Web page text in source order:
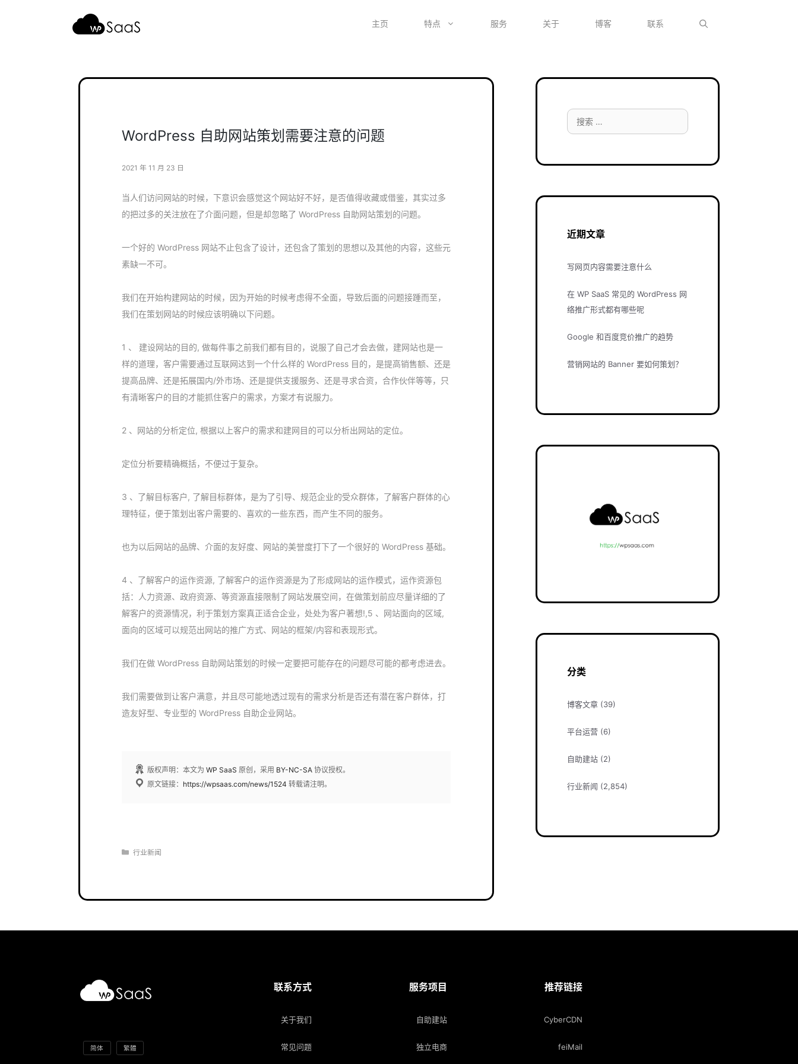
主页 特点 服务 关于 博客 联系
WordPress 自助网站策划需要注意的问题
2021 年 11 月 23 日
当人们访问网站的时候，下意识会感觉这个网站好不好，是否值得收藏或借鉴，其实过多
的把过多的关注放在了介面问题，但是却忽略了 WordPress 自助网站策划的问题。
一个好的 WordPress 网站不止包含了设计，还包含了策划的思想以及其他的内容，这些元
素缺一不可。
我们在开始构建网站的时候，因为开始的时候考虑得不全面，导致后面的问题接踵而至，
我们在策划网站的时候应该明确以下问题。
1 、 建设网站的目的, 做每件事之前我们都有目的，说服了自己才会去做，建网站也是一
样的道理，客户需要通过互联网达到一个什么样的 WordPress 目的，是提高销售额、还是
提高品牌、还是拓展国内/外市场、还是提供支援服务、还是寻求合资，合作伙伴等等，只
有清晰客户的目的才能抓住客户的需求，方案才有说服力。
2 、网站的分析定位, 根据以上客户的需求和建网目的可以分析出网站的定位。
定位分析要精确概括，不便过于复杂。
3 、了解目标客户, 了解目标群体，是为了引导、规范企业的受众群体，了解客户群体的心
理特征，便于策划出客户需要的、喜欢的一些东西，而产生不同的服务。
也为以后网站的品牌、介面的友好度、网站的美誉度打下了一个很好的 WordPress 基础。
4 、了解客户的运作资源, 了解客户的运作资源是为了形成网站的运作模式，运作资源包
括：人力资源、政府资源、等资源直接限制了网站发展空间，在做策划前应尽量详细的了
解客户的资源情况，利于策划方案真正适合企业，处处为客户著想!,5 、网站面向的区域,
面向的区域可以规范出网站的推广方式、网站的框架/内容和表现形式。
我们在做 WordPress 自助网站策划的时候一定要把可能存在的问题尽可能的都考虑进去。
我们需要做到让客户满意，并且尽可能地透过现有的需求分析是否还有潜在客户群体，打
造友好型、专业型的 WordPress 自助企业网站。
版权声明：本文为 WP SaaS 原创，采用 BY-NC-SA 协议授权。
原文链接： https://wpsaas.com/news/1524 转载请注明。
分
行业新闻
搜
索：
近期文章
写网页内容需要注意什么
在 WP SaaS 常见的 WordPress 网
络推广形式都有哪些呢
Google 和百度竞价推广的趋势
营销网站的 Banner 要如何策划？
分类
博客文章 (39)
平台运营 (6)
自助建站 (2)
行业新闻 (2,854)
简体 繁體
联系方式
关于我们
常见问题
服务项目
自助建站
独立电商
推荐链接
CyberCDN
feiMail